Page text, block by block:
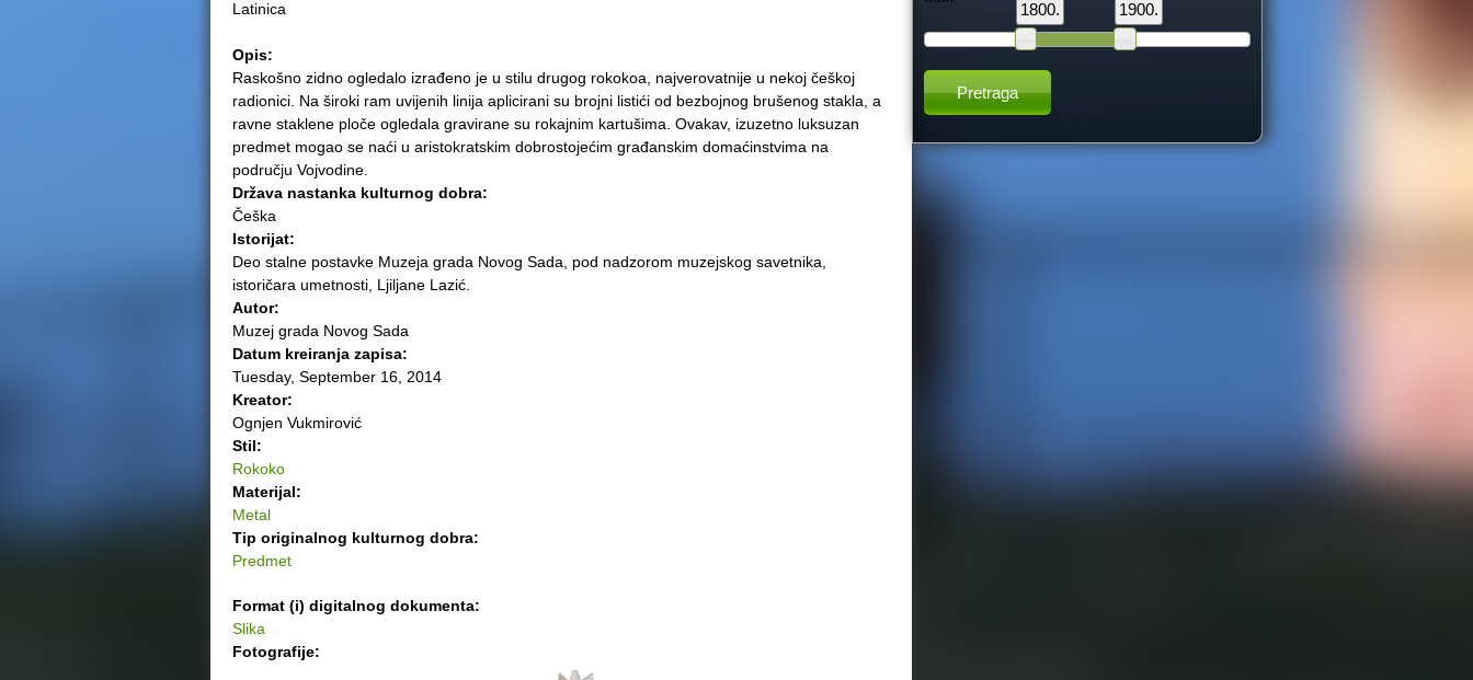
r
e
Latinica
Opis:
Raskošno zidno ogledalo izrađeno je u stilu drugog rokokoa, najverovatnije u nekoj češkoj
radionici. Na široki ram uvijenih linija aplicirani su brojni listići od bezbojnog brušenog stakla, a
ravne staklene ploče ogledala gravirane su rokajnim kartušima. Ovakav, izuzetno luksuzan
predmet mogao se naći u aristokratskim dobrostojećim građanskim domaćinstvima na
području Vojvodine.
Država nastanka kulturnog dobra:
Češka
Istorijat:
Deo stalne postavke Muzeja grada Novog Sada, pod nadzorom muzejskog savetnika,
istoričara umetnosti, Ljiljane Lazić.
Autor:
Muzej grada Novog Sada
Datum kreiranja zapisa:
Tuesday, September 16, 2014
Kreator:
Ognjen Vukmirović
Stil:
Rokoko
Materijal:
Metal
Tip originalnog kulturnog dobra:
Predmet
Format (i) digitalnog dokumenta:
Slika
Fotografije:
h
1800. 1900.